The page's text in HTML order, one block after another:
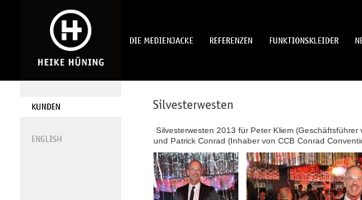
Silvesterwesten 2013 für Peter Kliem (Geschäftsführer
und Patrick Conrad (Inhaber von CCB Conrad